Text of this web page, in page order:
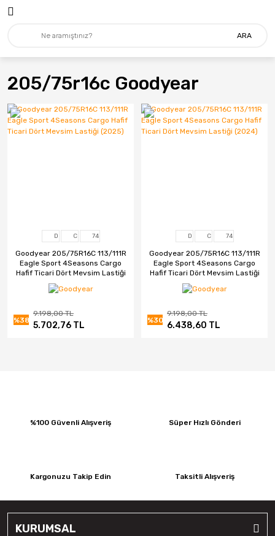
ARA
205/75r16c Goodyear
D C 74
Goodyear 205/75R16C 113/111R
Eagle Sport 4Seasons Cargo
Hafif Ticari Dört Mevsim Lastiği
%38
9.198,00 TL
5.702,76 TL
D C 74
Goodyear 205/75R16C 113/111R
Eagle Sport 4Seasons Cargo
Hafif Ticari Dört Mevsim Lastiği
%30
9.198,00 TL
6.438,60 TL
%100 Güvenli Alışveriş Süper Hızlı Gönderi
Kargonuzu Takip Edin Taksitli Alışveriş
KURUMSAL